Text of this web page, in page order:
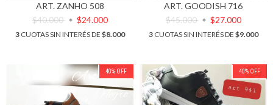
ART. ZANHO 508
$40.000
$24.000
3CUOTAS SIN INTERÉS DE $8.000
ART. GOODISH 716
$45.000
$27.000
3CUOTAS SIN INTERÉS DE $9.000
40% OFF 40% OFF